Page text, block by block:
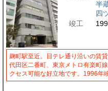
半
四
竣工
麹町駅至近。日テレ通り沿いの賃
代田区二番町、東京メトロ有楽町
クセス可能な好立地です。1996年